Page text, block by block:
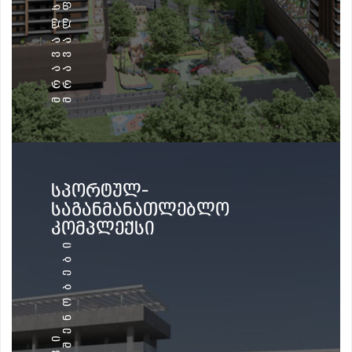
ᲡᲞᲝᲠᲢᲣᲚ-
ᲡᲐᲒᲐᲜᲛᲐᲜᲐᲗᲚᲔᲑᲚᲝ
ᲙᲝᲛᲞᲚᲔᲥᲡᲘ